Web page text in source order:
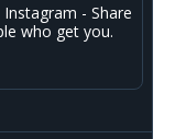
- Share
who get you.